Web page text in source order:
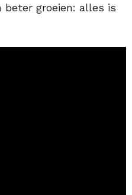
beter groeien: alles is